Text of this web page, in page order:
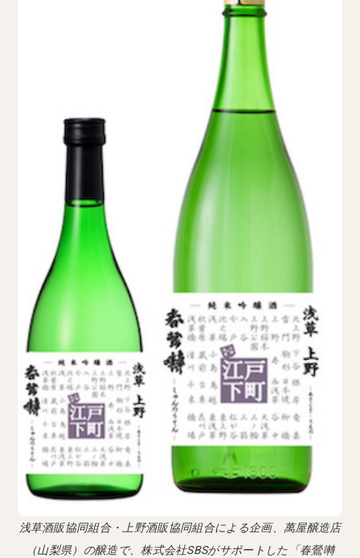
浅草酒販協同組合・上野酒販協同組合による企画、萬屋醸造店
（山梨県）の醸造で、株式会社SBSがサポートした「春鶯囀